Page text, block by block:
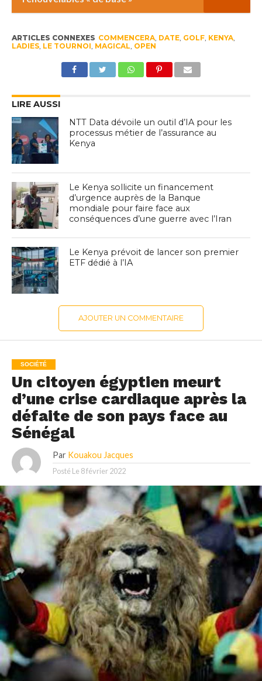
ARTICLES CONNEXES COMMENCERA, DATE, GOLF, KENYA,
LADIES, LE TOURNOI, MAGICAL, OPEN
LIRE AUSSI
NTT Data dévoile un outil d’IA pour les
processus métier de l’assurance au
Kenya
Le Kenya sollicite un financement
d’urgence auprès de la Banque
mondiale pour faire face aux
conséquences d’une guerre avec l’Iran
Le Kenya prévoit de lancer son premier
ETF dédié à l’IA
AJOUTER UN COMMENTAIRE
SOCIÉTÉ
Un citoyen égyptien meurt
d’une crise cardiaque après la
défaite de son pays face au
Sénégal
Par Kouakou Jacques
Posté Le 8 février 2022